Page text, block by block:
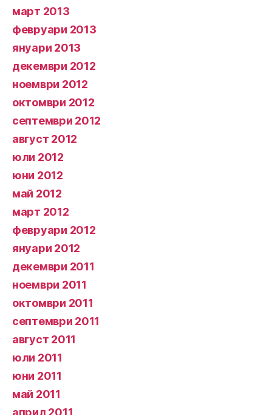
март 2013
февруари 2013
януари 2013
декември 2012
ноември 2012
октомври 2012
септември 2012
август 2012
юли 2012
юни 2012
май 2012
март 2012
февруари 2012
януари 2012
декември 2011
ноември 2011
октомври 2011
септември 2011
август 2011
юли 2011
юни 2011
май 2011
април 2011